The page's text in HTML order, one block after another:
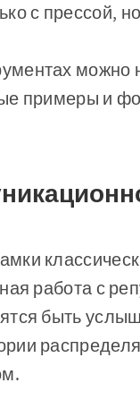
с прессой,
можно
примеры и
работа с
быть